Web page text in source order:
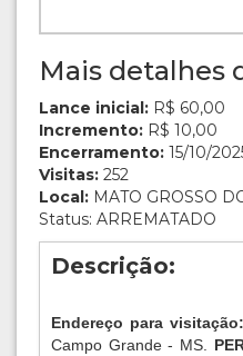
Mais detalhes
Lance inicial: R$ 60,00
Incremento: R$ 10,00
Encerramento: 15/10/
Visitas: 252
Local: MATO GROSSO
Status: ARREMATADO
Descrição:
Endereço para visitação:
Campo Grande - MS.